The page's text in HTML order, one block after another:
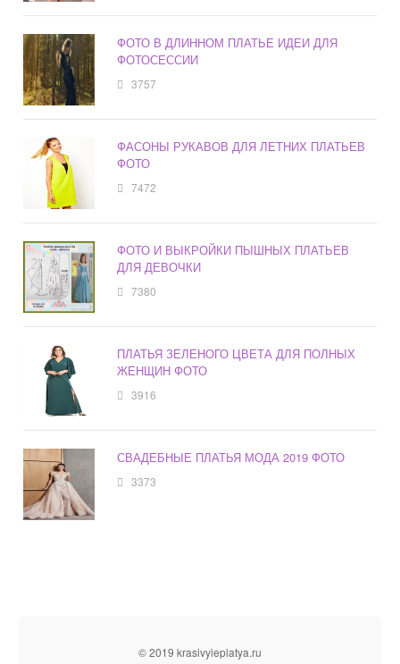
ФОТО В ДЛИННОМ ПЛАТЬЕ ИДЕИ ДЛЯ
ФОТОСЕССИИ
3757
ФАСОНЫ РУКАВОВ ДЛЯ ЛЕТНИХ ПЛАТЬЕВ
ФОТО
7472
ФОТО И ВЫКРОЙКИ ПЫШНЫХ ПЛАТЬЕВ
ДЛЯ ДЕВОЧКИ
7380
ПЛАТЬЯ ЗЕЛЕНОГО ЦВЕТА ДЛЯ ПОЛНЫХ
ЖЕНЩИН ФОТО
3916
СВАДЕБНЫЕ ПЛАТЬЯ МОДА 2019 ФОТО
3373
© 2019 krasivyieplatya.ru